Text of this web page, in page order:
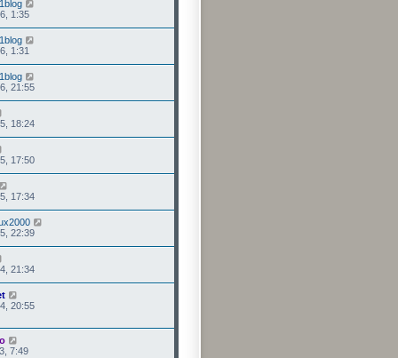
1:35
1:31
21:55
18:24
17:50
17:34
22:39
21:34
20:55
7:49